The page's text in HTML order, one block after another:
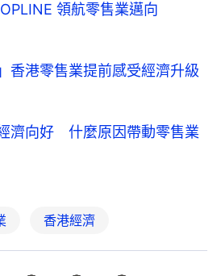
領航零售業邁向
香港零售業提前感受經濟升級
濟向好 什麼原因帶動零售業
香港經濟